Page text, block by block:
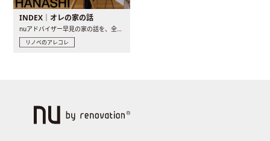
INDEX｜オレの家の話
リノベのアレコレ